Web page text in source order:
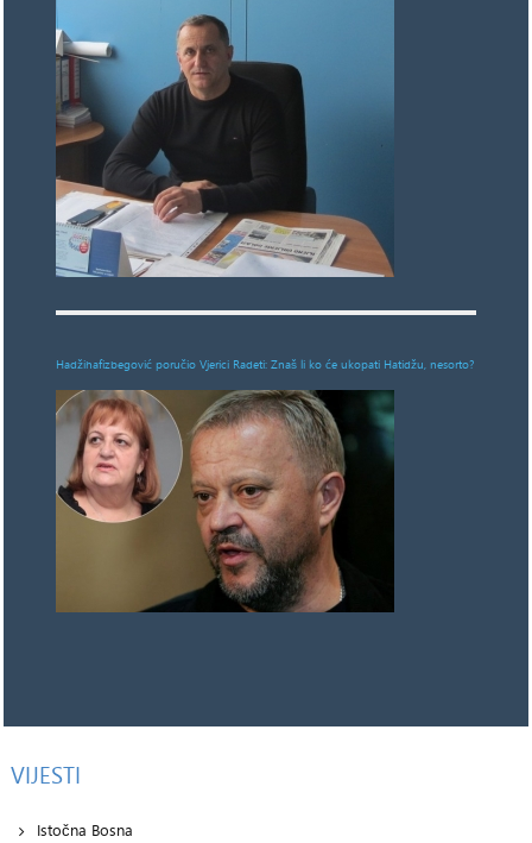
Hadžihafizbegović poručio Vjerici Radeti: Znaš li ko će ukopati Hatidžu, nesorto?
VIJESTI
Istočna Bosna